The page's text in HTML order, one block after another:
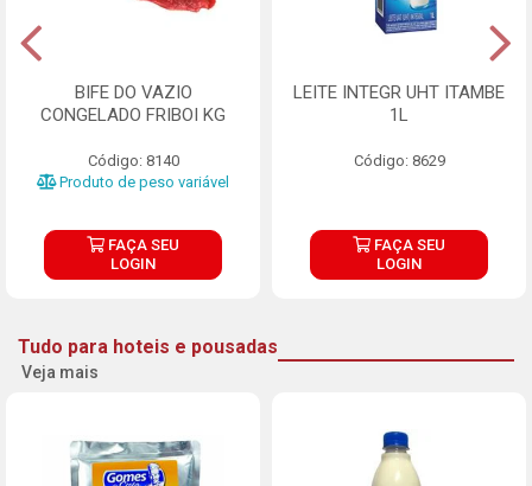
BIFE DO VAZIO
CONGELADO FRIBOI KG
Código: 8140
Produto de peso variável
FAÇA SEU
LOGIN
LEITE INTEGR UHT ITAMBE
1L
Código: 8629
FAÇA SEU
LOGIN
Tudo para hoteis e pousadas
Veja mais